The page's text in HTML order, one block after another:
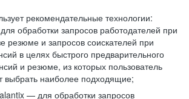
рекомендательные технологии:
обработки запросов работодателей при
резюме и запросов соискателей при
в целях быстрого предварительного
и резюме, из которых пользователь
выбрать наиболее подходящие;
— для обработки запросов